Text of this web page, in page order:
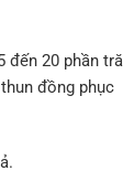
đến 20 phần
đồng phục